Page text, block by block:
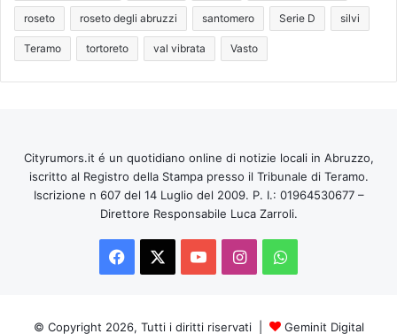
roseto roseto degli abruzzi santomero Serie D silvi
Teramo tortoreto val vibrata Vasto
Cityrumors.it é un quotidiano online di notizie locali in Abruzzo,
iscritto al Registro della Stampa presso il Tribunale di Teramo.
Iscrizione n 607 del 14 Luglio del 2009. P. I.: 01964530677 –
Direttore Responsabile Luca Zarroli.
Facebook
You InstagramWhatsApp
© Copyright 2026, Tutti i diritti riservati | Geminit Digital